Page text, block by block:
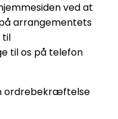
ved at
på arrangementets
til
til os på telefon
ordrebekræftelse